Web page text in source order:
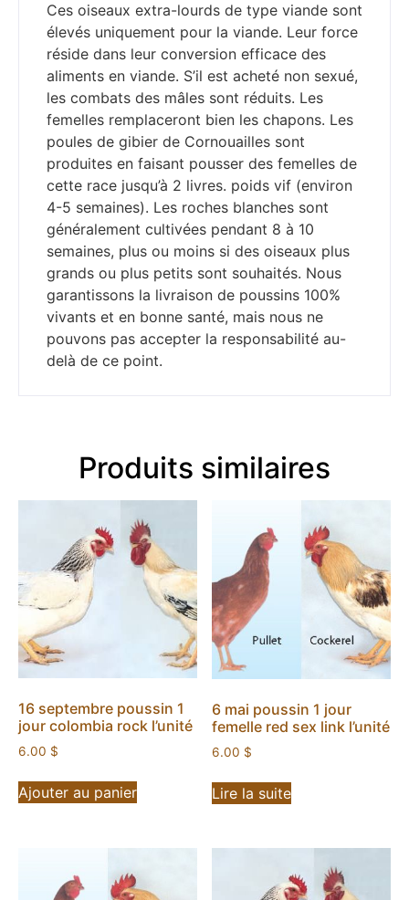
Ces oiseaux extra-lourds de type viande sont
élevés uniquement pour la viande. Leur force
réside dans leur conversion efficace des
aliments en viande. S’il est acheté non sexué,
les combats des mâles sont réduits. Les
femelles remplaceront bien les chapons. Les
poules de gibier de Cornouailles sont
produites en faisant pousser des femelles de
cette race jusqu’à 2 livres. poids vif (environ
4-5 semaines). Les roches blanches sont
généralement cultivées pendant 8 à 10
semaines, plus ou moins si des oiseaux plus
grands ou plus petits sont souhaités. Nous
garantissons la livraison de poussins 100%
vivants et en bonne santé, mais nous ne
pouvons pas accepter la responsabilité au-
delà de ce point.
Produits similaires
16 septembre poussin 1
jour colombia rock l’unité
6.00 $
Ajouter au panier
6 mai poussin 1 jour
femelle red sex link l’unité
6.00 $
Lire la suite